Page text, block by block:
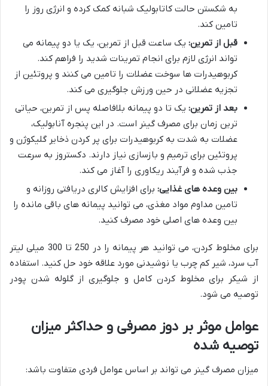
به شکستن حالت کاتابولیک شبانه کمک کرده و انرژی روز را
تامین کند.
قبل از تمرین: یک ساعت قبل از تمرین، یک یا دو پیمانه می
تواند انرژی لازم برای انجام تمرینات شدید را فراهم کند.
کربوهیدرات ها سوخت عضلات را تامین می کنند و پروتئین از
تجزیه عضلانی در حین ورزش جلوگیری می کند.
بعد از تمرین: یک تا دو پیمانه بلافاصله پس از تمرین، حیاتی
ترین زمان برای مصرف گینر است. در این پنجره آنابولیک،
عضلات به شدت به کربوهیدرات برای پر کردن ذخایر گلیکوژن و
پروتئین برای ترمیم و بازسازی نیاز دارند. دکستروز به سرعت
جذب شده و فرآیند ریکاوری را آغاز می کند.
بین وعده های غذایی: برای افزایش کالری دریافتی روزانه و
تامین مداوم مواد مغذی، می توانید پیمانه های باقی مانده را
بین وعده های اصلی خود مصرف کنید.
برای مخلوط کردن، می توانید هر پیمانه را در 250 تا 300 میلی لیتر
آب سرد، شیر کم چرب یا نوشیدنی مورد علاقه خود حل کنید. استفاده
از شیکر برای مخلوط کردن کامل و جلوگیری از گلوله شدن پودر
توصیه می شود.
عوامل موثر بر دوز مصرفی و حداکثر میزان
توصیه شده
میزان مصرف گینر می تواند بر اساس عوامل فردی متفاوت باشد: